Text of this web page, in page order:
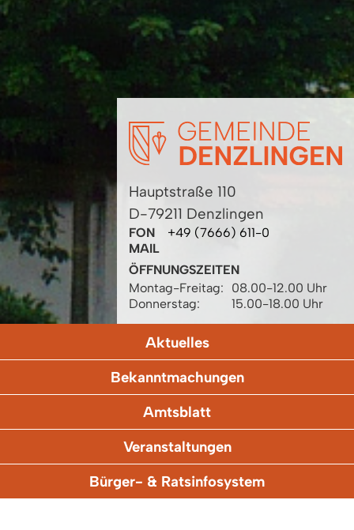
Hauptstraße 110
D-79211 Denzlingen
FON
+49 (7666) 611-0
MAIL
ÖFFNUNGSZEITEN
Montag-Freitag:
08.00-12.00 Uhr
Donnerstag:
15.00-18.00 Uhr
Aktuelles
Bekanntmachungen
Amtsblatt
Veranstaltungen
Bürger- & Ratsinfosystem